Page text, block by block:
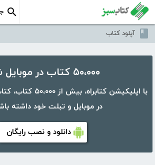
آپلود کتاب
۵۰،۰۰۰ کتاب در موبایل شما
با اپلیکیشن
در موبایل و تبلت خود داشته
دانلود و نصب رایگان